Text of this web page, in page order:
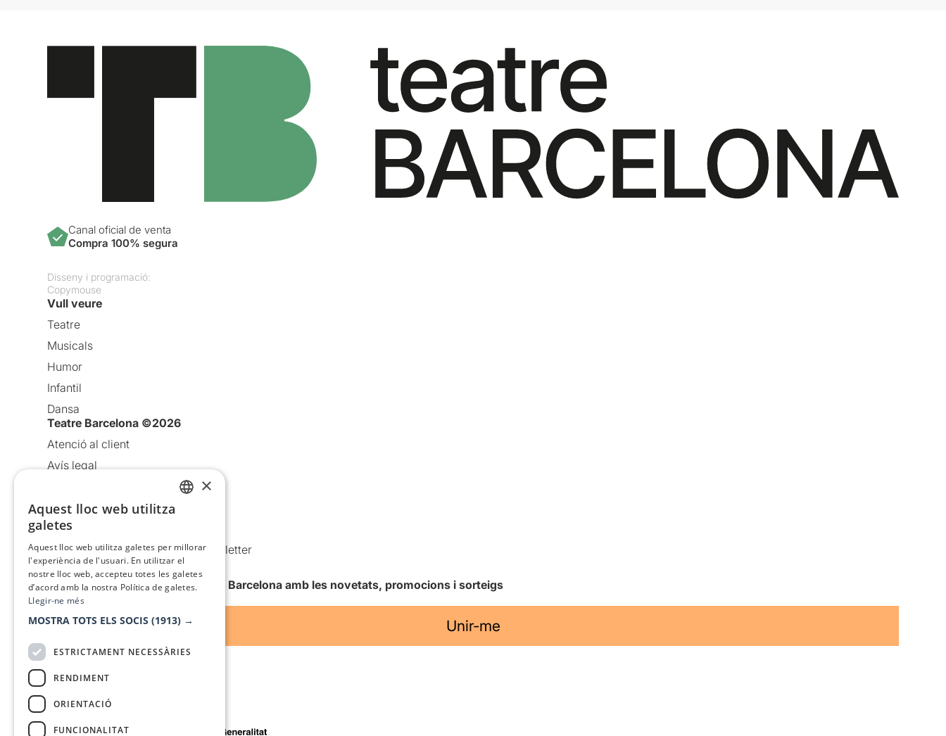
Canal oficial de venta
Compra 100% segura
Disseny i programació:
Copymouse
Vull veure
Teatre
Musicals
Humor
Infantil
Dansa
Teatre Barcelona ©2026
Atenció al client
Avís legal
Política de cookies
Condicions d’ús
Comunicacions comercials i Newsletter
Anuncia’t
Vull rebre la newsletter de Teatre Barcelona amb les novetats, promocions i sorteigs
Unir-me
Amb el suport de
×
Aquest lloc web utilitza
galetes
Aquest lloc web utilitza galetes per millorar
l'experiència de l'usuari. En utilitzar el
nostre lloc web, accepteu totes les galetes
d’acord amb la nostra Política de galetes.
Llegir-ne més
MOSTRA TOTS ELS SOCIS (1913) →
ESTRICTAMENT NECESSÀRIES
RENDIMENT
ORIENTACIÓ
FUNCIONALITAT